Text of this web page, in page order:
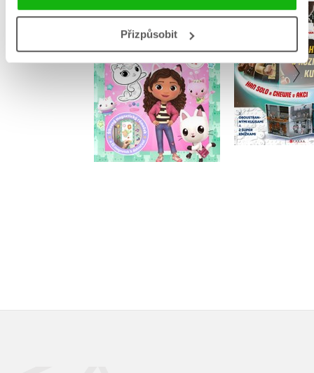
Přizpůsobit
Gábinin kouzelný
domek - Vybarvuj
magnetky
Kolektiv
Do košíku
LEGO®
Han Solo